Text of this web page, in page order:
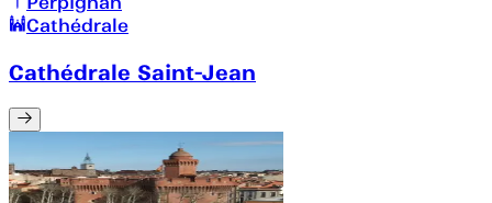
Cathédrale
Cathédrale Saint-Jean